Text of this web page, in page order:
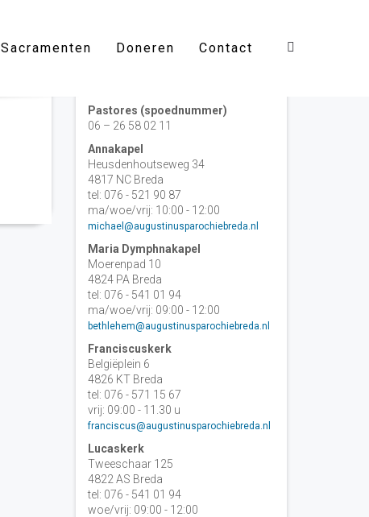
Sacramenten Doneren Contact
Pastores (spoednummer)
06 – 26 58 02 11
Annakapel
Heusdenhoutseweg 34
4817 NC Breda
tel: 076 - 521 90 87
ma/woe/vrij: 10:00 - 12:00
michael@augustinusparochiebreda.nl
Maria Dymphnakapel
Moerenpad 10
4824 PA Breda
tel: 076 - 541 01 94
ma/woe/vrij: 09:00 - 12:00
bethlehem@augustinusparochiebreda.nl
Franciscuskerk
Belgiëplein 6
4826 KT Breda
tel: 076 - 571 15 67
vrij: 09:00 - 11.30 u
franciscus@augustinusparochiebreda.nl
Lucaskerk
Tweeschaar 125
4822 AS Breda
tel: 076 - 541 01 94
woe/vrij: 09:00 - 12:00